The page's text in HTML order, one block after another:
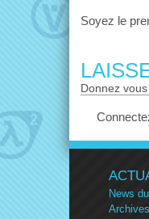
Soyez le
donnez
News
Archives